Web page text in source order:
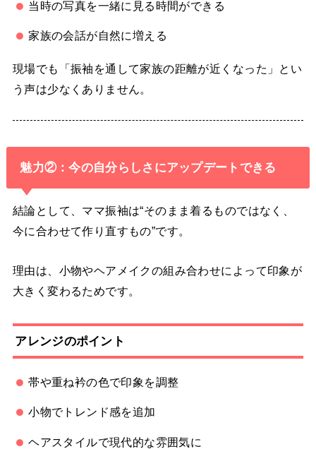
当時の写真を一緒に見る時間ができる
家族の会話が自然に増える
現場でも「振袖を通して家族の距離が近くなった」とい
う声は少なくありません。
魅力②：今の自分らしさにアップデートできる
結論として、ママ振袖は“そのまま着るものではなく、
今に合わせて作り直すもの”です。
理由は、小物やヘアメイクの組み合わせによって印象が
大きく変わるためです。
アレンジのポイント
帯や重ね衿の色で印象を調整
小物でトレンド感を追加
ヘアスタイルで現代的な雰囲気に